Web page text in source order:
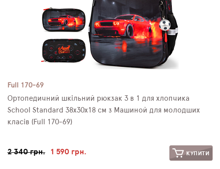
Full 170-69
Ортопедичний шкільний рюкзак 3 в 1 для хлопчика
School Standard 38х30х18 см з Машиной для молодших
класів (Full 170-69)
2 340 грн. 1 590 грн. КУПИТИ